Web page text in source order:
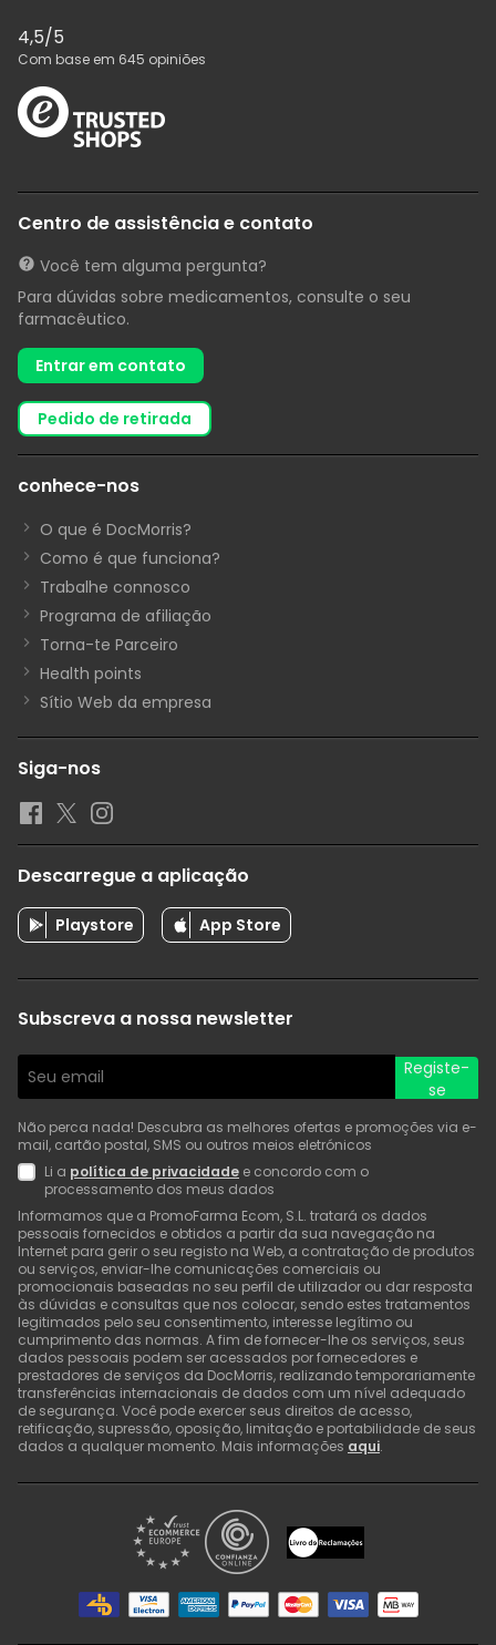
4,5/5
Com base em 645 opiniões
Centro de assistência e contato
Você tem alguma pergunta?
Para dúvidas sobre medicamentos, consulte o seu
farmacêutico.
Entrar em contato
pedido de retirada
conhece-nos
O que é DocMorris?
Como é que funciona?
Trabalhe connosco
Programa de afiliação
Torna-te Parceiro
Health points
Sítio Web da empresa
Siga-nos
Descarregue a aplicação
Playstore App Store
Subscreva a nossa newsletter
Registe-
se
Não perca nada! Descubra as melhores ofertas e promoções via e-
mail, cartão postal, SMS ou outros meios eletrónicos
Li a política de privacidade e concordo com o
processamento dos meus dados
Informamos que a PromoFarma Ecom, S.L. tratará os dados
pessoais fornecidos e obtidos a partir da sua navegação na
Internet para gerir o seu registo na Web, a contratação de produtos
ou serviços, enviar-lhe comunicações comerciais ou
promocionais baseadas no seu perfil de utilizador ou dar resposta
às dúvidas e consultas que nos colocar, sendo estes tratamentos
legitimados pelo seu consentimento, interesse legítimo ou
cumprimento das normas. A fim de fornecer-lhe os serviços, seus
dados pessoais podem ser acessados por fornecedores e
prestadores de serviços da DocMorris, realizando temporariamente
transferências internacionais de dados com um nível adequado
de segurança. Você pode exercer seus direitos de acesso,
retificação, supressão, oposição, limitação e portabilidade de seus
dados a qualquer momento. Mais informações aqui.